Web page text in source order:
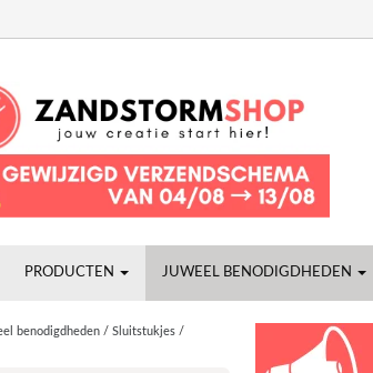
PRODUCTEN JUWEEL BENODIGDHEDEN
benodigdheden / Sluitstukjes /